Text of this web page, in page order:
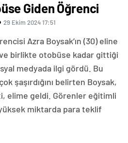
Giden Öğrenci
29 Ekim 2024 17:51
Azra Boysak’ın (30) eline
birlikte otobüse kadar gittiği
medyada ilgi gördü. Bu
şaşırdığını belirten Boysak,
elime geldi. Görenler eğitimli
miktarda para teklif